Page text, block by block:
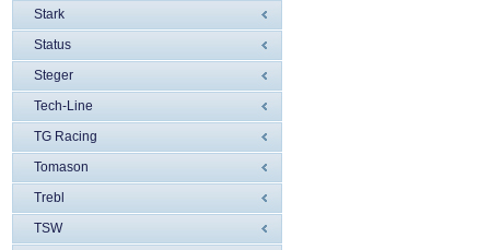
Stark
Status
Steger
Tech-Line
TG Racing
Tomason
Trebl
TSW